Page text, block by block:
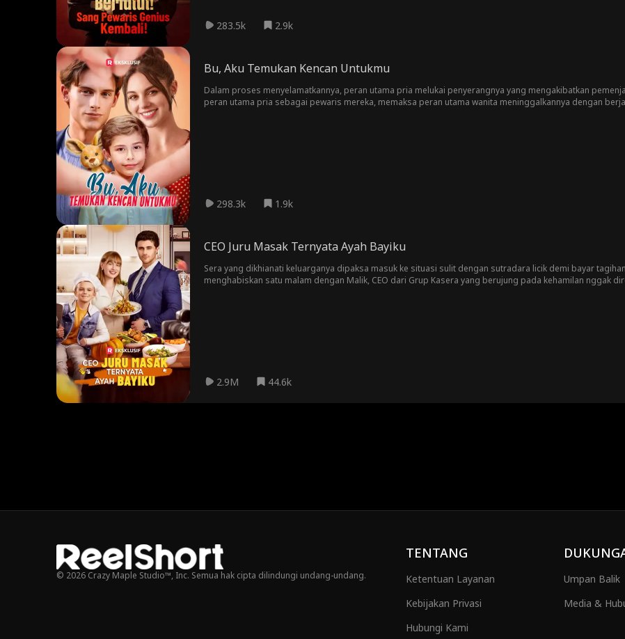
283.5k 2.9k
Bu, Aku Temukan Kencan Untukmu
Dalam proses menyelamatkannya, peran utama pria melukai penyerangnya yang mengakibatkan
peran utama pria sebagai pewaris mereka, memaksa peran utama wanita meninggalkannya dengan
298.3k 1.9k
CEO Juru Masak Ternyata Ayah Bayiku
Sera yang dikhianati keluarganya dipaksa masuk ke situasi sulit dengan sutradara licik demi bayar
menghabiskan satu malam dengan Malik, CEO dari Grup Kasera yang berujung pada kehamilan nggak
2.9M 44.6k
© 2026 Crazy Maple Studio™, Inc. Semua hak cipta dilindungi undang-undang.
TENTANG
Ketentuan Layanan
Kebijakan Privasi
Hubungi Kami
Umpan Balik
Media &